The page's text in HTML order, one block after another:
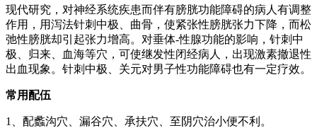
现代研究，对神经系统疾患而伴有膀胱功能障碍的病人有调整
作用，用泻法针刺中极、曲骨，使紧张性膀胱张力下降，而松
弛性膀胱却引起张力增高。对垂体-性腺功能的影响，针刺中
极、归来、血海等穴，可使继发性闭经病人，出现激素撤退性
出血现象。针刺中极、关元对男子性功能障碍也有一定疗效。
常用配伍
1、配蠡沟穴、漏谷穴、承扶穴、至阴穴治小便不利。